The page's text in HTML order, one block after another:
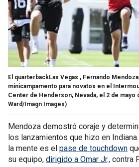
El quarterbackLas Vegas , Fernando
minicampamento para novatos en el
Center de Henderson, Nevada, el 2 de mayo
Ward/Imagn Images)
Mendoza demostró coraje y
los lanzamientos que hizo en
la mente es el pase de touchdown
su equipo, dirigido a Omar Jr., contra